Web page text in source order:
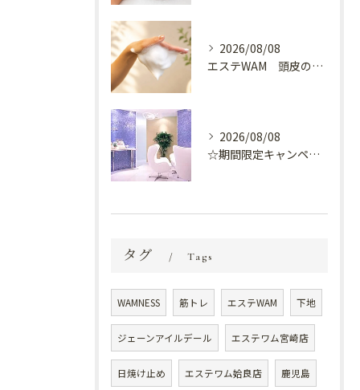
2026/08/08
エステWAM 頭皮の健康
2026/08/08
☆期間限定キャンペーン開催中☆
タグ Tags
WAMNESS 筋トレ エステWAM 下地
ジェーンアイルデール エステワム宮崎店
日焼け止め エステワム姶良店 鹿児島